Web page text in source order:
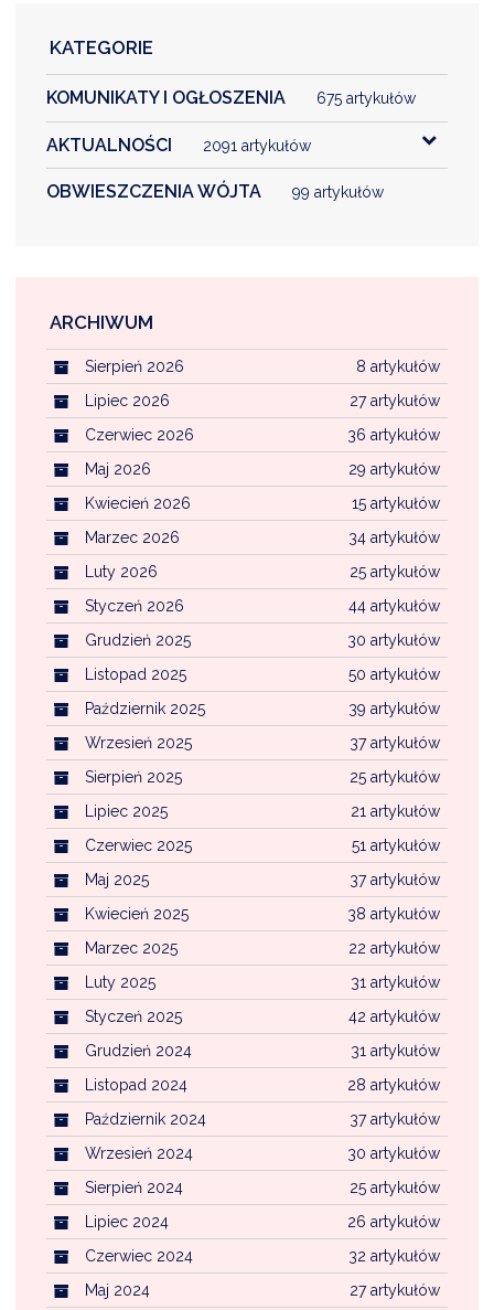
KATEGORIE
KOMUNIKATY I OGŁOSZENIA 675 artykułów
AKTUALNOŚCI 2091 artykułów
OBWIESZCZENIA WÓJTA 99 artykułów
ARCHIWUM
8 artykułów
Sierpień 2026
27 artykułów
Lipiec 2026
36 artykułów
Czerwiec 2026
29 artykułów
Maj 2026
15 artykułów
Kwiecień 2026
34 artykułów
Marzec 2026
25 artykułów
Luty 2026
44 artykułów
Styczeń 2026
30 artykułów
Grudzień 2025
50 artykułów
Listopad 2025
39 artykułów
Październik 2025
37 artykułów
Wrzesień 2025
25 artykułów
Sierpień 2025
21 artykułów
Lipiec 2025
51 artykułów
Czerwiec 2025
37 artykułów
Maj 2025
38 artykułów
Kwiecień 2025
22 artykułów
Marzec 2025
31 artykułów
Luty 2025
42 artykułów
Styczeń 2025
31 artykułów
Grudzień 2024
28 artykułów
Listopad 2024
37 artykułów
Październik 2024
30 artykułów
Wrzesień 2024
25 artykułów
Sierpień 2024
26 artykułów
Lipiec 2024
32 artykułów
Czerwiec 2024
27 artykułów
Maj 2024